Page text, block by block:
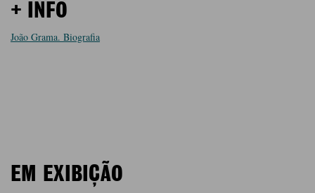
+ INFO
João Grama. Biografia
EM EXIBIÇÃO